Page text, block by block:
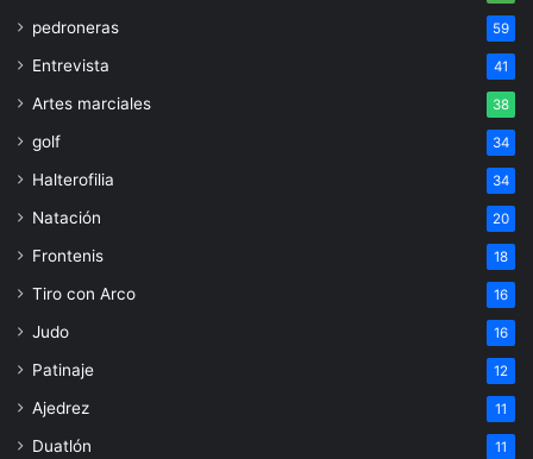
pedroneras 59
Entrevista 41
Artes marciales 38
golf 34
Halterofilia 34
Natación 20
Frontenis 18
Tiro con Arco 16
Judo 16
Patinaje 12
Ajedrez 11
Duatlón 11